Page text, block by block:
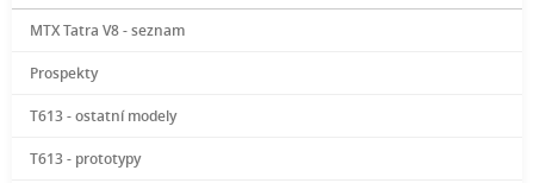
MTX Tatra V8 - seznam
Prospekty
T613 - ostatní modely
T613 - prototypy